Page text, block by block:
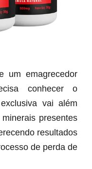
um emagrecedor
conhecer o
vai além
presentes
resultados
de perda de